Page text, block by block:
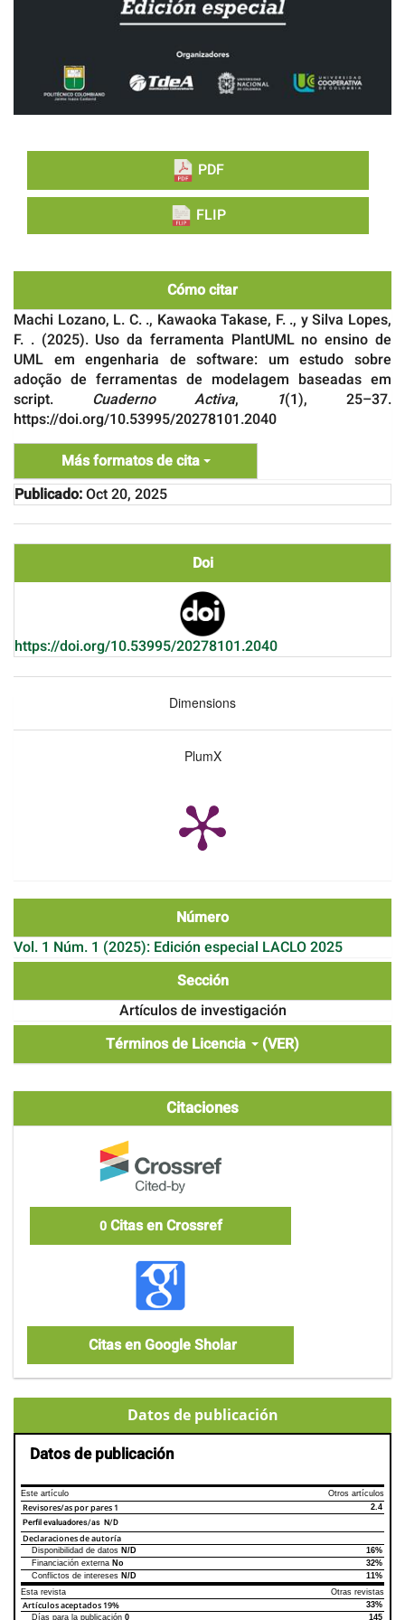
PDF
FLIP
Cómo citar
Machi Lozano, L. C. ., Kawaoka Takase, F. ., y Silva Lopes,
F. . (2025). Uso da ferramenta PlantUML no ensino de
UML em engenharia de software: um estudo sobre
adoção de ferramentas de modelagem baseadas em
script. Cuaderno Activa, 1(1), 25–37.
https://doi.org/10.53995/20278101.2040
Más formatos de cita
Publicado:Oct 20, 2025
Doi
https://doi.org/10.53995/20278101.2040
Dimensions
PlumX
Número
Vol. 1 Núm. 1 (2025): Edición especial LACLO 2025
Sección
Artículos de investigación
Términos de Licencia
(VER)
Citaciones
0Citas en Crossref
Citas en Google Sholar
Datos de publicación
Datos de publicación
Este artículo Otros artículos
Revisores/as por pares 1 2.4
Perfil evaluadores/as N/D
Declaraciones de autoría
Declaraciones de autoríaEste artículo
Disponibilidad de datos N/D
16%
Financiación externa No
32%
Conflictos de intereses N/D
11%
Esta revista
Otras revistas
Artículos aceptados 19%
33%
Días para la publicación 0 145